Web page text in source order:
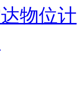
物位计